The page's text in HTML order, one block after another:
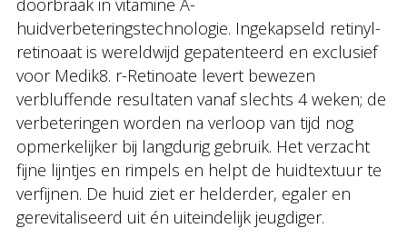
doorbraak in vitamine A-
huidverbeteringstechnologie. Ingekapseld retinyl-
retinoaat is wereldwijd gepatenteerd en exclusief
voor Medik8. r-Retinoate levert bewezen
verbluffende resultaten vanaf slechts 4 weken; de
verbeteringen worden na verloop van tijd nog
opmerkelijker bij langdurig gebruik. Het verzacht
fijne lijntjes en rimpels en helpt de huidtextuur te
verfijnen. De huid ziet er helderder, egaler en
gerevitaliseerd uit én uiteindelijk jeugdiger.